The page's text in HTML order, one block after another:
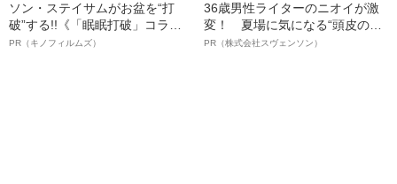
ソン・ステイサムがお盆を“打
破”する!!《「眠眠打破」コラ
ボ》
PR（キノフィルムズ）
36歳男性ライターのニオイが激
変！ 夏場に気になる“頭皮のニ
オイ”や“ベタつき”を解消す
PR（株式会社スヴェンソン）